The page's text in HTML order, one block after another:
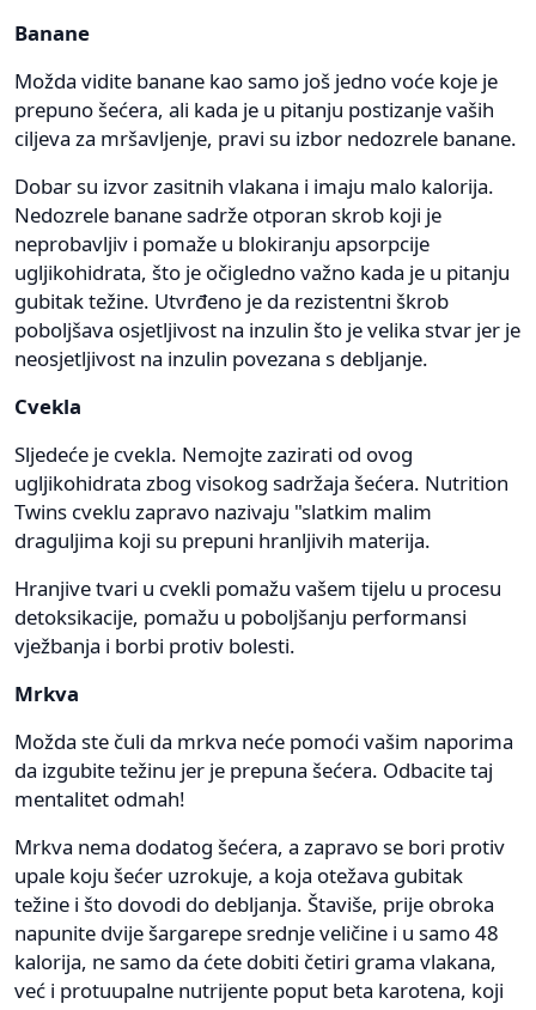
Banane
Možda vidite banane kao samo još jedno voće koje je
prepuno šećera, ali kada je u pitanju postizanje vaših
ciljeva za mršavljenje, pravi su izbor nedozrele banane.
Dobar su izvor zasitnih vlakana i imaju malo kalorija.
Nedozrele banane sadrže otporan skrob koji je
neprobavljiv i pomaže u blokiranju apsorpcije
ugljikohidrata, što je očigledno važno kada je u pitanju
gubitak težine. Utvrđeno je da rezistentni škrob
poboljšava osjetljivost na inzulin što je velika stvar jer je
neosjetljivost na inzulin povezana s debljanje.
Cvekla
Sljedeće je cvekla. Nemojte zazirati od ovog
ugljikohidrata zbog visokog sadržaja šećera. Nutrition
Twins cveklu zapravo nazivaju "slatkim malim
draguljima koji su prepuni hranljivih materija.
Hranjive tvari u cvekli pomažu vašem tijelu u procesu
detoksikacije, pomažu u poboljšanju performansi
vježbanja i borbi protiv bolesti.
Mrkva
Možda ste čuli da mrkva neće pomoći vašim naporima
da izgubite težinu jer je prepuna šećera. Odbacite taj
mentalitet odmah!
Mrkva nema dodatog šećera, a zapravo se bori protiv
upale koju šećer uzrokuje, a koja otežava gubitak
težine i što dovodi do debljanja. Štaviše, prije obroka
napunite dvije šargarepe srednje veličine i u samo 48
kalorija, ne samo da ćete dobiti četiri grama vlakana,
već i protuupalne nutrijente poput beta karotena, koji